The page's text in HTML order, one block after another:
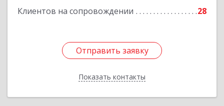
Клиентов на сопровождении 28
Отправить заявку
Показать контакты
Отправить заявку
Назад